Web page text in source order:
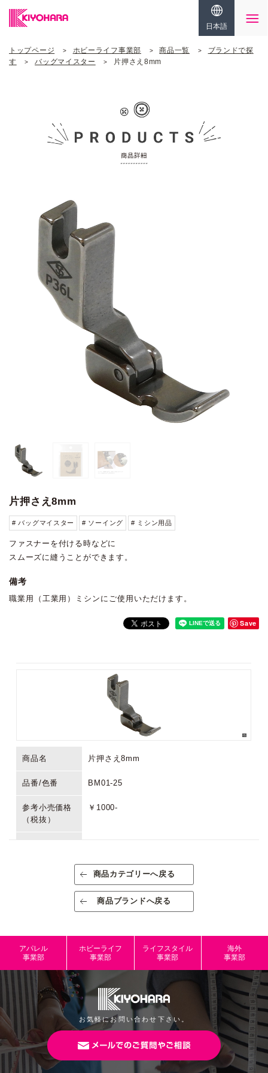
日本語
トップページ ホビーライフ事業部 商品一覧
ブランドで探
す
バッグマイスター 片押さえ8mm
片押さえ8mm
# バッグマイスター # ソーイング # ミシン用品
ファスナーを付ける時などに
スムーズに縫うことができます。
備考
職業用（工業用）ミシンにご使用いただけます。
Save
商品名 片押さえ8mm
品番/色番 BM01-25
参考小売価格
（税抜）
￥1000-
浸炭焼き入れ硫黄快削鋼
出荷単位：1
イズ
本体サイズ W26mm×H31mm×D8mm
JANコード 4965492950935
商品カテゴリーへ戻る
商品ブランドへ戻る
アパレル
事業部
ホビーライフ
事業部
ライフスタイル
事業部
海外
事業部
お気軽にお問い合わせ下さい。